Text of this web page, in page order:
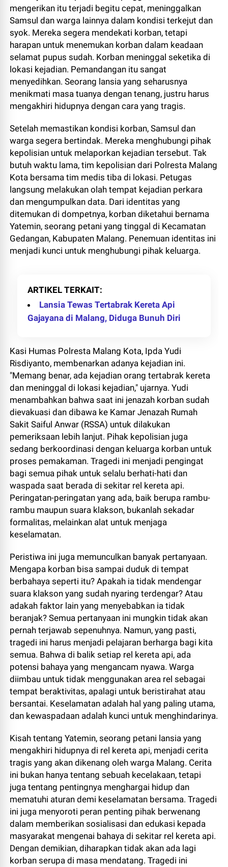
mengerikan itu terjadi begitu cepat, meninggalkan
Samsul dan warga lainnya dalam kondisi terkejut dan
syok. Mereka segera mendekati korban, tetapi
harapan untuk menemukan korban dalam keadaan
selamat pupus sudah. Korban meninggal seketika di
lokasi kejadian. Pemandangan itu sangat
menyedihkan. Seorang lansia yang seharusnya
menikmati masa tuanya dengan tenang, justru harus
mengakhiri hidupnya dengan cara yang tragis.
Setelah memastikan kondisi korban, Samsul dan
warga segera bertindak. Mereka menghubungi pihak
kepolisian untuk melaporkan kejadian tersebut. Tak
butuh waktu lama, tim kepolisian dari Polresta Malang
Kota bersama tim medis tiba di lokasi. Petugas
langsung melakukan olah tempat kejadian perkara
dan mengumpulkan data. Dari identitas yang
ditemukan di dompetnya, korban diketahui bernama
Yatemin, seorang petani yang tinggal di Kecamatan
Gedangan, Kabupaten Malang. Penemuan identitas ini
menjadi kunci untuk menghubungi pihak keluarga.
ARTIKEL TERKAIT
Lansia Tewas Tertabrak Kereta Api
Gajayana di Malang, Diduga Bunuh Diri
Kasi Humas Polresta Malang Kota, Ipda Yudi
Risdiyanto, membenarkan adanya kejadian ini.
"Memang benar, ada kejadian orang tertabrak kereta
dan meninggal di lokasi kejadian," ujarnya. Yudi
menambahkan bahwa saat ini jenazah korban sudah
dievakuasi dan dibawa ke Kamar Jenazah Rumah
Sakit Saiful Anwar (RSSA) untuk dilakukan
pemeriksaan lebih lanjut. Pihak kepolisian juga
sedang berkoordinasi dengan keluarga korban untuk
proses pemakaman. Tragedi ini menjadi pengingat
bagi semua pihak untuk selalu berhati-hati dan
waspada saat berada di sekitar rel kereta api.
Peringatan-peringatan yang ada, baik berupa rambu-
rambu maupun suara klakson, bukanlah sekadar
formalitas, melainkan alat untuk menjaga
keselamatan.
Peristiwa ini juga memunculkan banyak pertanyaan.
Mengapa korban bisa sampai duduk di tempat
berbahaya seperti itu? Apakah ia tidak mendengar
suara klakson yang sudah nyaring terdengar? Atau
adakah faktor lain yang menyebabkan ia tidak
beranjak? Semua pertanyaan ini mungkin tidak akan
pernah terjawab sepenuhnya. Namun, yang pasti,
tragedi ini harus menjadi pelajaran berharga bagi kita
semua. Bahwa di balik setiap rel kereta api, ada
potensi bahaya yang mengancam nyawa. Warga
diimbau untuk tidak menggunakan area rel sebagai
tempat beraktivitas, apalagi untuk beristirahat atau
bersantai. Keselamatan adalah hal yang paling utama,
dan kewaspadaan adalah kunci untuk menghindarinya.
Kisah tentang Yatemin, seorang petani lansia yang
mengakhiri hidupnya di rel kereta api, menjadi cerita
tragis yang akan dikenang oleh warga Malang. Cerita
ini bukan hanya tentang sebuah kecelakaan, tetapi
juga tentang pentingnya menghargai hidup dan
mematuhi aturan demi keselamatan bersama. Tragedi
ini juga menyoroti peran penting pihak berwenang
dalam memberikan sosialisasi dan edukasi kepada
masyarakat mengenai bahaya di sekitar rel kereta api.
Dengan demikian, diharapkan tidak akan ada lagi
korban serupa di masa mendatang. Tragedi ini